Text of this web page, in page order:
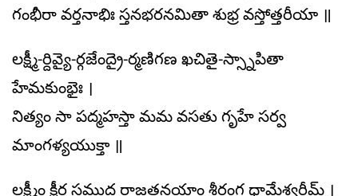
గంభీరా వర్తనాభిః స్తనభరనమితా శుభ్ర వస్తోత్తరీయా ॥
లక్ష్మీ-ర్దివ్యై-ర్గజేంద్రై-ర్మణిగణ ఖచితై-స్స్నాపితా
హేమకుంభైః ।
నిత్యం సా పద్మహస్తా మమ వసతు గృహే సర్వ
మాంగళ్యయుక్తా ॥
లక్ష్మీం క్షీర సముద్ర రాజతనయాం శ్రీరంగ ధామేశ్వరీమ్ ।